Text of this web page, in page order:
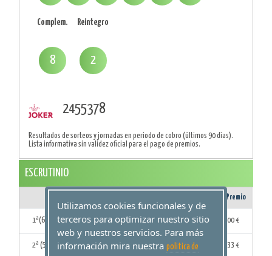
Complem.
8
Reintegro
2
2455378
Resultados de sorteos y jornadas en periodo de cobro (últimos 90 días).
Lista informativa sin validez oficial para el pago de premios.
ESCRUTINIO
Importe Premio
1ª(6 Aciertos) 0 0,00 €
2ª (5 Aciertos + C) 3 43.264,33 €
Utilizamos cookies funcionales y de
terceros para optimizar nuestro sitio
web y nuestros servicios. Para más
información mira nuestra politica de